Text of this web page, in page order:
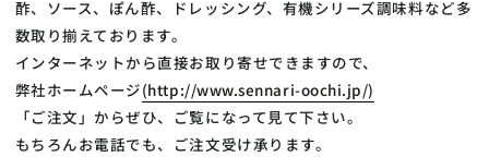
酢、ソース、ぽん酢、ドレッシング、有機シリーズ調味料など多
数取り揃えております。
インターネットから直接お取り寄せできますので、
弊社ホームページ(http://www.sennari-oochi.jp/)
「ご注文」からぜひ、ご覧になって見て下さい。
もちろんお電話でも、ご注文受け承ります。